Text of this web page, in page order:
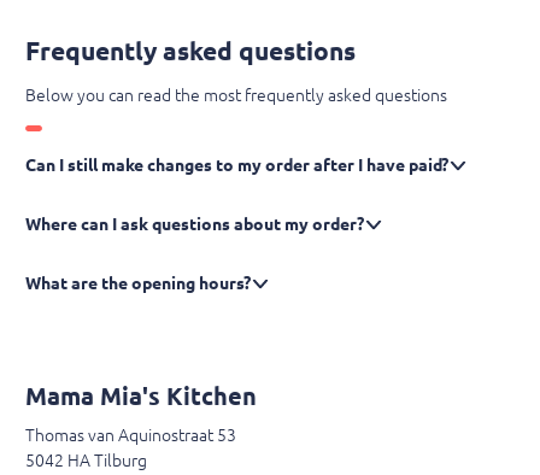
Frequently asked questions
Below you can read the most frequently asked questions
Can I still make changes to my order after I have paid?
Where can I ask questions about my order?
What are the opening hours?
Mama Mia's Kitchen
Thomas van Aquinostraat 53
5042 HA Tilburg